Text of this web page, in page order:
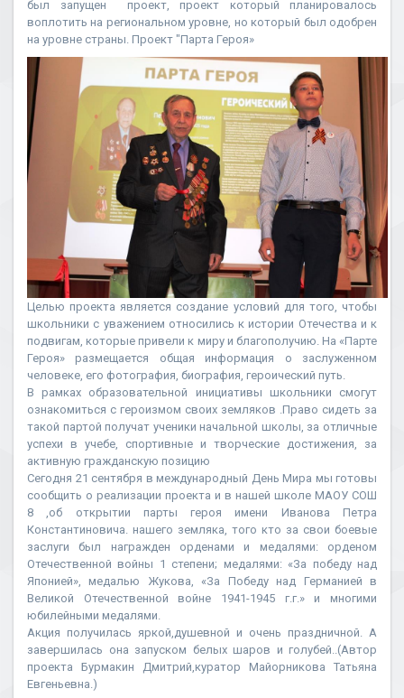
был запущен проект, проект который планировалось
воплотить на региональном уровне, но который был одобрен
на уровне страны. Проект "Парта Героя»
Целью проекта является создание условий для того, чтобы
школьники с уважением относились к истории Отечества и к
подвигам, которые привели к миру и благополучию. На «Парте
Героя» размещается общая информация о заслуженном
человеке, его фотография, биография, героический путь.
В рамках образовательной инициативы школьники смогут
ознакомиться с героизмом своих земляков .Право сидеть за
такой партой получат ученики начальной школы, за отличные
успехи в учебе, спортивные и творческие достижения, за
активную гражданскую позицию
Сегодня 21 сентября в международный День Мира мы готовы
сообщить о реализации проекта и в нашей школе МАОУ СОШ
8 ,об открытии парты героя имени Иванова Петра
Константиновича. нашего земляка, того кто за свои боевые
заслуги был награжден орденами и медалями: орденом
Отечественной войны 1 степени; медалями: «За победу над
Японией», медалью Жукова, «За Победу над Германией в
Великой Отечественной войне 1941-1945 г.г.» и многими
юбилейными медалями.
Акция получилась яркой,душевной и очень праздничной. А
завершилась она запуском белых шаров и голубей..(Автор
проекта Бурмакин Дмитрий,куратор Майорникова Татьяна
Евгеньевна.)